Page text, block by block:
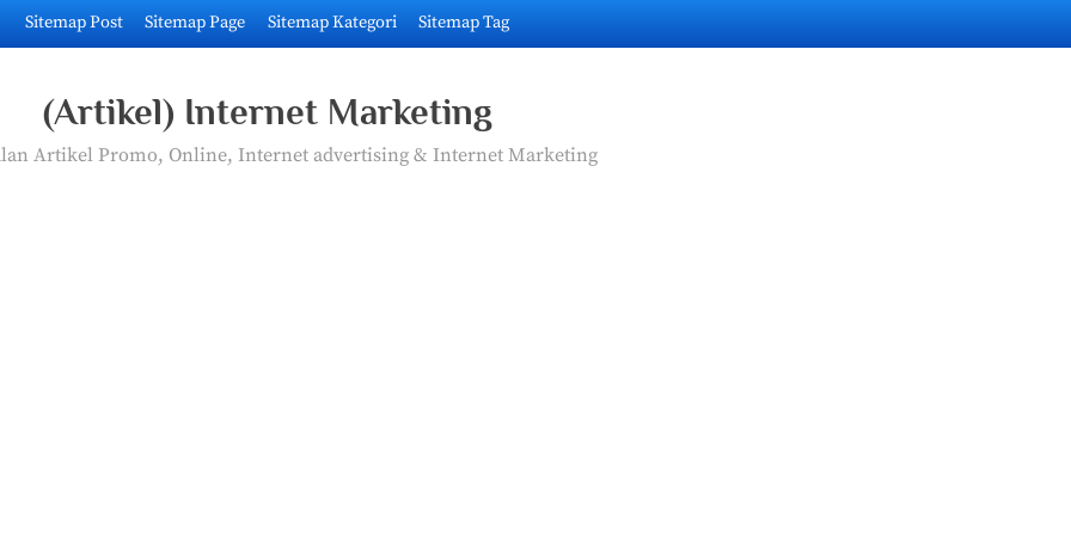
Sitemap Post Sitemap Page Sitemap Kategori Sitemap Tag
(Artikel) Internet Marketing
Artikel Promo, Online, Internet advertising & Internet Marketing